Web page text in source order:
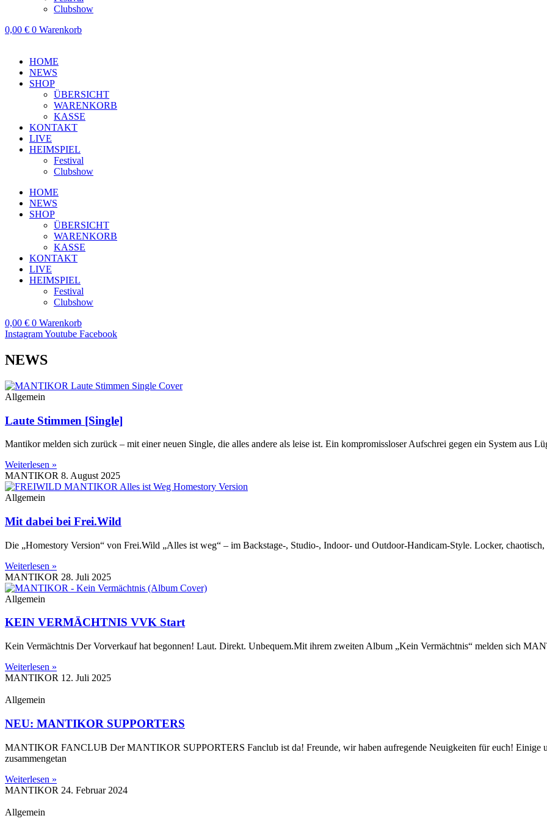
Clubshow
0,00 € 0 Warenkorb
HOME
NEWS
SHOP
ÜBERSICHT
WARENKORB
KASSE
KONTAKT
LIVE
HEIMSPIEL
Festival
Clubshow
HOME
NEWS
SHOP
ÜBERSICHT
WARENKORB
KASSE
KONTAKT
LIVE
HEIMSPIEL
Festival
Clubshow
0,00 € 0 Warenkorb
InstagramYoutube Facebook
NEWS
Allgemein
Laute Stimmen [Single]
Mantikor melden sich zurück – mit einer neuen Single, die alles andere als leise ist. Ein kompromissloser Aufschrei gegen ein System aus
Weiterlesen »
MANTIKOR 8. August 2025
Allgemein
Mit dabei bei Frei.Wild
Die „Homestory Version“ von Frei.Wild „Alles ist weg“ – im Backstage-, Studio-, Indoor- und Outdoor-Handicam-Style. Locker,
Weiterlesen »
MANTIKOR 28. Juli 2025
Allgemein
KEIN VERMÄCHTNIS VVK Start
Kein Vermächtnis Der Vorverkauf hat begonnen! Laut. Direkt. Unbequem.Mit ihrem zweiten Album „Kein Vermächtnis“ melden sich
Weiterlesen »
MANTIKOR 12. Juli 2025
Allgemein
NEU: MANTIKOR SUPPORTERS
MANTIKOR FANCLUB Der MANTIKOR SUPPORTERS Fanclub ist da! Freunde, wir haben aufregende Neuigkeiten für euch! Einige
zusammengetan
Weiterlesen »
MANTIKOR 24. Februar 2024
Allgemein